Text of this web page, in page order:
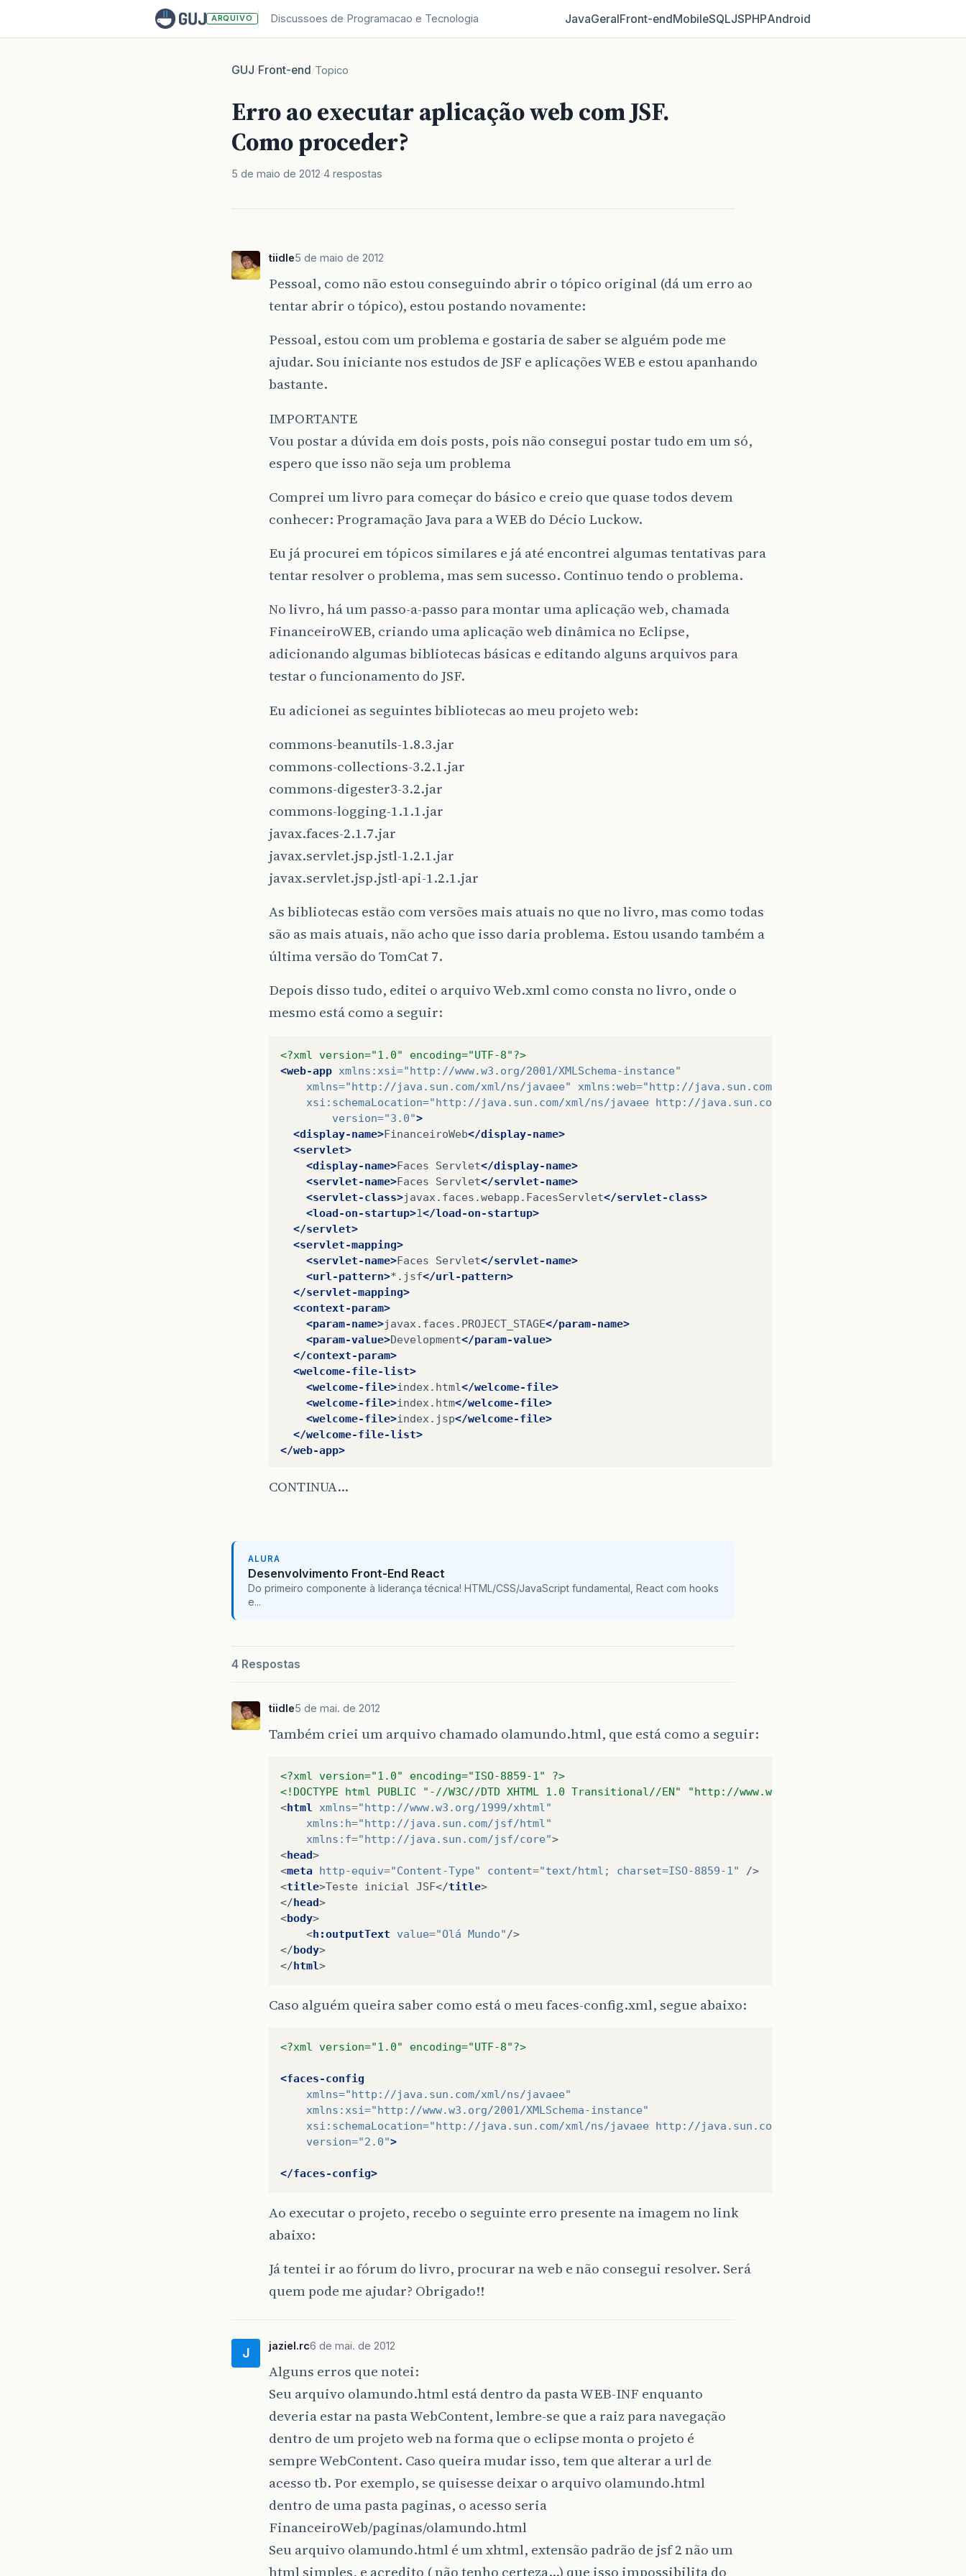
ARQUIVO Discussoes de Programacao e Tecnologia JavaGeralFront‑endMobileSQLJSPHPAndroid
GUJ/Front-end/Topico
Erro ao executar aplicação web com JSF.
Como proceder?
5 de maio de 2012 4 respostas
tiidle5 de maio de 2012
Pessoal, como não estou conseguindo abrir o tópico original (dá um erro ao
tentar abrir o tópico), estou postando novamente:
Pessoal, estou com um problema e gostaria de saber se alguém pode me
ajudar. Sou iniciante nos estudos de JSF e aplicações WEB e estou apanhando
bastante.
IMPORTANTE
Vou postar a dúvida em dois posts, pois não consegui postar tudo em um só,
espero que isso não seja um problema
Comprei um livro para começar do básico e creio que quase todos devem
conhecer: Programação Java para a WEB do Décio Luckow.
Eu já procurei em tópicos similares e já até encontrei algumas tentativas para
tentar resolver o problema, mas sem sucesso. Continuo tendo o problema.
No livro, há um passo-a-passo para montar uma aplicação web, chamada
FinanceiroWEB, criando uma aplicação web dinâmica no Eclipse,
adicionando algumas bibliotecas básicas e editando alguns arquivos para
testar o funcionamento do JSF.
Eu adicionei as seguintes bibliotecas ao meu projeto web:
commons-beanutils-1.8.3.jar
commons-collections-3.2.1.jar
commons-digester3-3.2.jar
commons-logging-1.1.1.jar
javax.faces-2.1.7.jar
javax.servlet.jsp.jstl-1.2.1.jar
javax.servlet.jsp.jstl-api-1.2.1.jar
As bibliotecas estão com versões mais atuais no que no livro, mas como todas
são as mais atuais, não acho que isso daria problema. Estou usando também a
última versão do TomCat 7.
Depois disso tudo, editei o arquivo Web.xml como consta no livro, onde o
mesmo está como a seguir:
<?xml version="1.0" encoding="UTF-8"?>
<web-app xmlns:xsi="http://www.w3.org/2001/XMLSchema-instance"
xmlns="http://java.sun.com/xml/ns/javaee" xmlns:web="http://java.sun.com/xml/ns/javaee/web-
xsi:schemaLocation="http://java.sun.com/xml/ns/javaee http://java.sun.com/xml/ns/javaee/web-
version="3.0">
<display-name>FinanceiroWeb</display-name>
<servlet>
<display-name>Faces Servlet</display-name>
<servlet-name>Faces Servlet</servlet-name>
<servlet-class>javax.faces.webapp.FacesServlet</servlet-class>
<load-on-startup>1</load-on-startup>
</servlet>
<servlet-mapping>
<servlet-name>Faces Servlet</servlet-name>
<url-pattern>*.jsf</url-pattern>
</servlet-mapping>
<context-param>
<param-name>javax.faces.PROJECT_STAGE</param-name>
<param-value>Development</param-value>
</context-param>
<welcome-file-list>
<welcome-file>index.html</welcome-file>
<welcome-file>index.htm</welcome-file>
<welcome-file>index.jsp</welcome-file>
</welcome-file-list>
</web-app>
CONTINUA…
ALURA
Desenvolvimento Front-End React
Do primeiro componente à liderança técnica! HTML/CSS/JavaScript fundamental, React com hooks
e...
4 Respostas
tiidle5 de mai. de 2012
Também criei um arquivo chamado olamundo.html, que está como a seguir:
<?xml version="1.0" encoding="ISO-8859-1" ?>
<!DOCTYPE html PUBLIC "-//W3C//DTD XHTML 1.0 Transitional//EN" "http://www.w3.org/TR/xhtml1/DTD/
<html xmlns="http://www.w3.org/1999/xhtml"
xmlns:h="http://java.sun.com/jsf/html"
xmlns:f="http://java.sun.com/jsf/core">
<head>
<meta http-equiv="Content-Type" content="text/html; charset=ISO-8859-1"
/>
<title>Teste inicial JSF</title>
</head>
<body>
<h:outputText value="Olá Mundo" />
</body>
</html>
Caso alguém queira saber como está o meu faces-config.xml, segue abaixo:
<?xml version="1.0" encoding="UTF-8"?>
<faces-config
xmlns="http://java.sun.com/xml/ns/javaee"
xmlns:xsi="http://www.w3.org/2001/XMLSchema-instance"
xsi:schemaLocation="http://java.sun.com/xml/ns/javaee http://java.sun.com/xml/ns/javaee/web-
version="2.0">
</faces-config>
Ao executar o projeto, recebo o seguinte erro presente na imagem no link
abaixo:
Já tentei ir ao fórum do livro, procurar na web e não consegui resolver. Será
quem pode me ajudar? Obrigado!!
J jaziel.rc6 de mai. de 2012
Alguns erros que notei:
Seu arquivo olamundo.html está dentro da pasta WEB-INF enquanto
deveria estar na pasta WebContent, lembre-se que a raiz para navegação
dentro de um projeto web na forma que o eclipse monta o projeto é
sempre WebContent. Caso queira mudar isso, tem que alterar a url de
acesso tb. Por exemplo, se quisesse deixar o arquivo olamundo.html
dentro de uma pasta paginas, o acesso seria
FinanceiroWeb/paginas/olamundo.html
Seu arquivo olamundo.html é um xhtml, extensão padrão de jsf 2 não um
html simples, e acredito ( não tenho certeza…) que isso impossibilita do